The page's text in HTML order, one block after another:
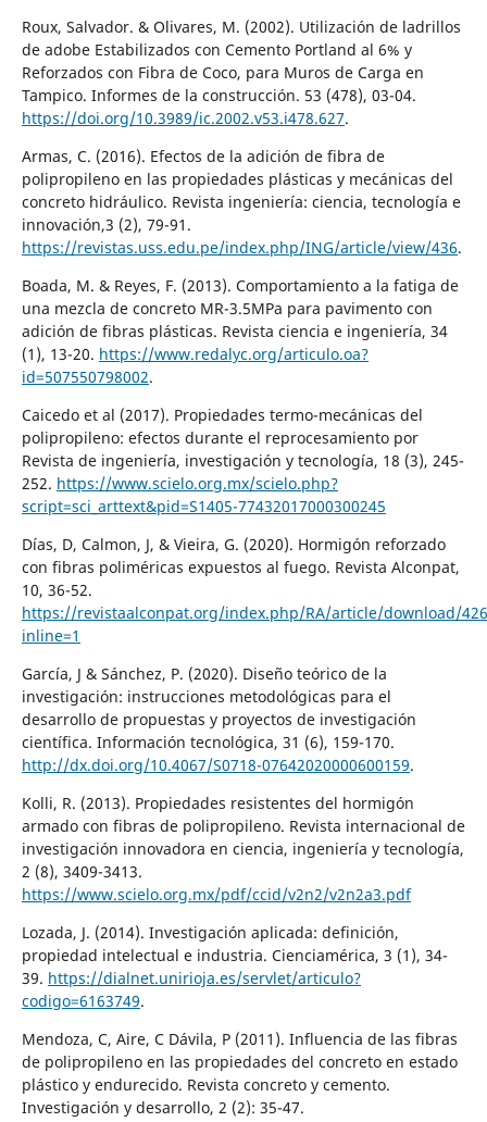
Roux, Salvador. & Olivares, M. (2002). Utilización de ladrillos
de adobe Estabilizados con Cemento Portland al 6% y
Reforzados con Fibra de Coco, para Muros de Carga en
Tampico. Informes de la construcción. 53 (478), 03-04.
https://doi.org/10.3989/ic.2002.v53.i478.627.
Armas, C. (2016). Efectos de la adición de fibra de
polipropileno en las propiedades plásticas y mecánicas del
concreto hidráulico. Revista ingeniería: ciencia, tecnología e
innovación,3 (2), 79-91.
https://revistas.uss.edu.pe/index.php/ING/article/view/436.
Boada, M. & Reyes, F. (2013). Comportamiento a la fatiga de
una mezcla de concreto MR-3.5MPa para pavimento con
adición de fibras plásticas. Revista ciencia e ingeniería, 34
(1), 13-20. https://www.redalyc.org/articulo.oa?
id=507550798002.
Caicedo et al (2017). Propiedades termo-mecánicas del
polipropileno: efectos durante el reprocesamiento por
Revista de ingeniería, investigación y tecnología, 18 (3), 245-
252. https://www.scielo.org.mx/scielo.php?
script=sci_arttext&pid=S1405-77432017000300245
Días, D, Calmon, J, & Vieira, G. (2020). Hormigón reforzado
con fibras poliméricas expuestos al fuego. Revista Alconpat,
10, 36-52.
https://revistaalconpat.org/index.php/RA/article/download/
inline=1
García, J & Sánchez, P. (2020). Diseño teórico de la
investigación: instrucciones metodológicas para el
desarrollo de propuestas y proyectos de investigación
científica. Información tecnológica, 31 (6), 159-170.
http://dx.doi.org/10.4067/S0718-07642020000600159.
Kolli, R. (2013). Propiedades resistentes del hormigón
armado con fibras de polipropileno. Revista internacional de
investigación innovadora en ciencia, ingeniería y tecnología,
2 (8), 3409-3413.
https://www.scielo.org.mx/pdf/ccid/v2n2/v2n2a3.pdf
Lozada, J. (2014). Investigación aplicada: definición,
propiedad intelectual e industria. Cienciamérica, 3 (1), 34-
39. https://dialnet.unirioja.es/servlet/articulo?
codigo=6163749.
Mendoza, C, Aire, C Dávila, P (2011). Influencia de las fibras
de polipropileno en las propiedades del concreto en estado
plástico y endurecido. Revista concreto y cemento.
Investigación y desarrollo, 2 (2): 35-47.